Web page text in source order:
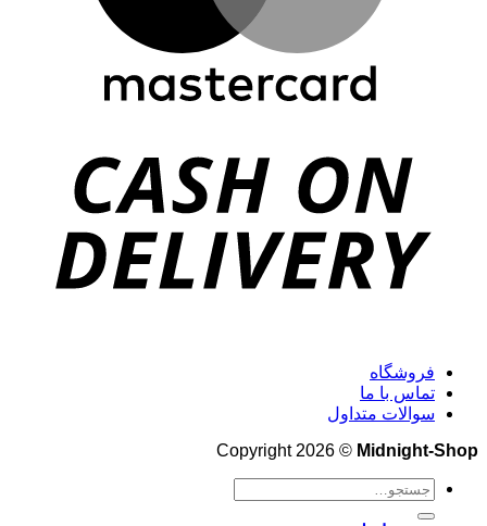
فروشگاه
تماس با ما
سوالات متداول
Copyright 2026 © Midnight-Shop
جستجو